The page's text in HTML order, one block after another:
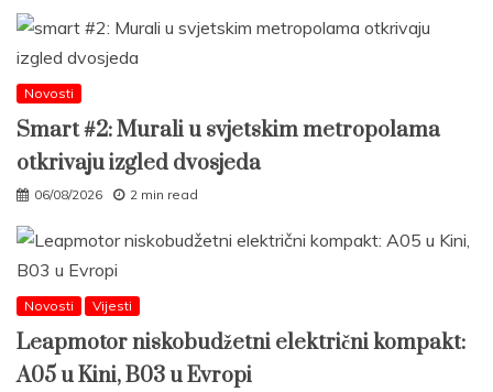
Novosti
Smart #2: Murali u svjetskim metropolama
otkrivaju izgled dvosjeda
06/08/2026 2 min read
Novosti Vijesti
Leapmotor niskobudžetni električni kompakt:
A05 u Kini, B03 u Evropi